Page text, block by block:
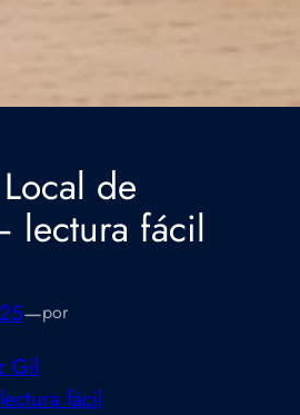
de
lectura fácil
—por
Gil
fácil